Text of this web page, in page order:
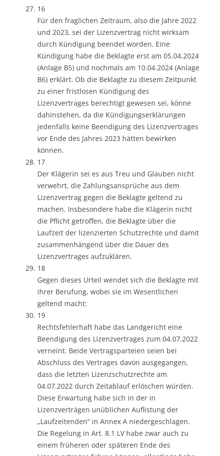
16
Für den fraglichen Zeitraum, also die Jahre 2022
und 2023, sei der Lizenzvertrag nicht wirksam
durch Kündigung beendet worden. Eine
Kündigung habe die Beklagte erst am 05.04.2024
(Anlage B5) und nochmals am 10.04.2024 (Anlage
B6) erklärt. Ob die Beklagte zu diesem Zeitpunkt
zu einer fristlosen Kündigung des
Lizenzvertrages berechtigt gewesen sei, könne
dahinstehen, da die Kündigungserklärungen
jedenfalls keine Beendigung des Lizenzvertrages
vor Ende des Jahres 2023 hätten bewirken
können.
17
Der Klägerin sei es aus Treu und Glauben nicht
verwehrt, die Zahlungsansprüche aus dem
Lizenzvertrag gegen die Beklagte geltend zu
machen. Insbesondere habe die Klägerin nicht
die Pflicht getroffen, die Beklagte über die
Laufzeit der lizenzierten Schutzrechte und damit
zusammenhängend über die Dauer des
Lizenzvertrages aufzuklären.
18
Gegen dieses Urteil wendet sich die Beklagte mit
ihrer Berufung, wobei sie im Wesentlichen
geltend macht:
19
Rechtsfehlerhaft habe das Landgericht eine
Beendigung des Lizenzvertrages zum 04.07.2022
verneint. Beide Vertragsparteien seien bei
Abschluss des Vertrages davon ausgegangen,
dass die letzten Lizenzschutzrechte am
04.07.2022 durch Zeitablauf erlöschen würden.
Diese Erwartung habe sich in der in
Lizenzverträgen unüblichen Auflistung der
„Laufzeitenden“ in Annex A niedergeschlagen.
Die Regelung in Art. 8.1 LV habe zwar auch zu
einem früheren oder späteren Ende des